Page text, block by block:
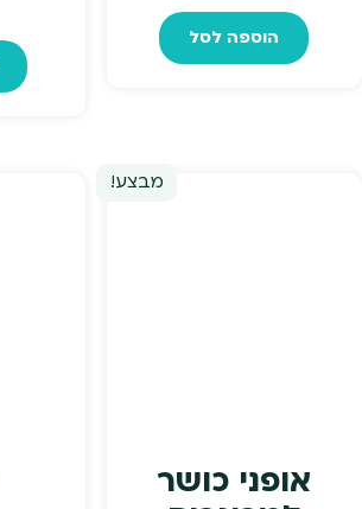
הוספה לסל
מבצע!
אופני כושר